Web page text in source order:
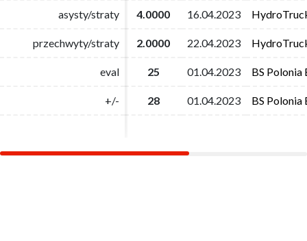
asysty/straty 4.0000 16.04.2023
przechwyty/straty 2.0000 22.04.2023
eval 25 01.04.2023 BS Polonia
+/- 28 01.04.2023 BS Polonia
asysty/straty 4.0000 16.04.2023
przechwyty/straty 2.0000 22.04.2023
eval 25 01.04.2023 BS Polonia
+/- 28 01.04.2023 BS Polonia